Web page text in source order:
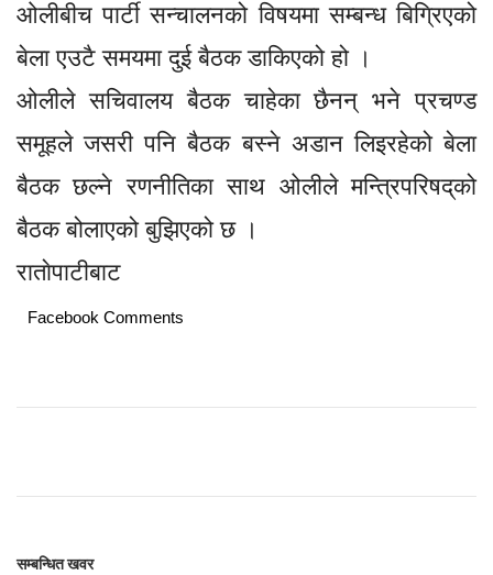
ओलीबीच पार्टी सन्चालनको विषयमा सम्बन्ध बिग्रिएको
बेला एउटै समयमा दुई बैठक डाकिएको हो ।
ओलीले सचिवालय बैठक चाहेका छैनन् भने प्रचण्ड
समूहले जसरी पनि बैठक बस्ने अडान लिइरहेको बेला
बैठक छल्ने रणनीतिका साथ ओलीले मन्त्रिपरिषद‍्को
बैठक बोलाएको बुझिएको छ ।
राताेपाटीबाट
Facebook Comments
सम्बन्धित खवर